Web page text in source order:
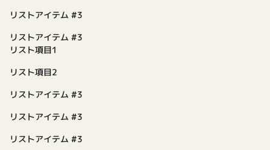
リストアイテム #3
リストアイテム #3
リスト項目1
リスト項目2
リストアイテム #3
リストアイテム #3
リストアイテム #3